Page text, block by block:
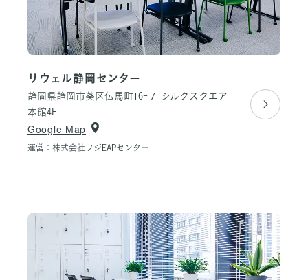
リウェル静岡センター
静岡県静岡市葵区伝馬町16-７ シルクスクエア
本館4F
Google Map
運営：株式会社フジEAPセンター